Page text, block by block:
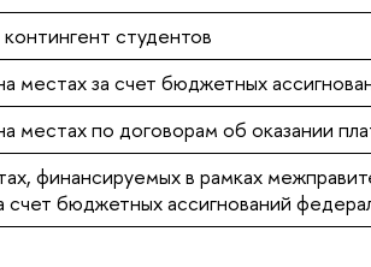
студентов
местах за счет бюджетных
местах по договорам об оказании
финансируемых в рамках
счет бюджетных ассигнований